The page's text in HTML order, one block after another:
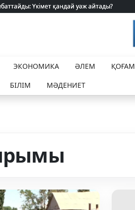
Үкімет қандай уәж айтады?
Үкімет қандай уәж айтады?
ЭКОНОМИКА ӘЛЕМ ҚОҒАМ
БІЛІМ МӘДЕНИЕТ